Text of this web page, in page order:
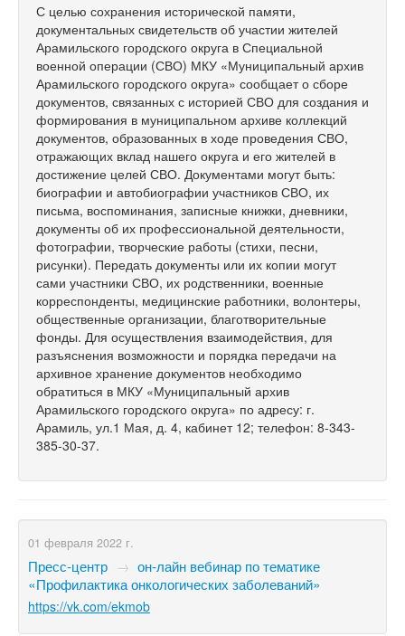
С целью сохранения исторической памяти,
документальных свидетельств об участии жителей
Арамильского городского округа в Специальной
военной операции (СВО) МКУ «Муниципальный архив
Арамильского городского округа» сообщает о сборе
документов, связанных с историей СВО для создания и
формирования в муниципальном архиве коллекций
документов, образованных в ходе проведения СВО,
отражающих вклад нашего округа и его жителей в
достижение целей СВО. Документами могут быть:
биографии и автобиографии участников СВО, их
письма, воспоминания, записные книжки, дневники,
документы об их профессиональной деятельности,
фотографии, творческие работы (стихи, песни,
рисунки). Передать документы или их копии могут
сами участники СВО, их родственники, военные
корреспонденты, медицинские работники, волонтеры,
общественные организации, благотворительные
фонды. Для осуществления взаимодействия, для
разъяснения возможности и порядка передачи на
архивное хранение документов необходимо
обратиться в МКУ «Муниципальный архив
Арамильского городского округа» по адресу: г.
Арамиль, ул.1 Мая, д. 4, кабинет 12; телефон: 8-343-
385-30-37.
01 февраля 2022 г.
Пресс-центр → он-лайн вебинар по тематике
«Профилактика онкологических заболеваний»
https://vk.com/ekmob